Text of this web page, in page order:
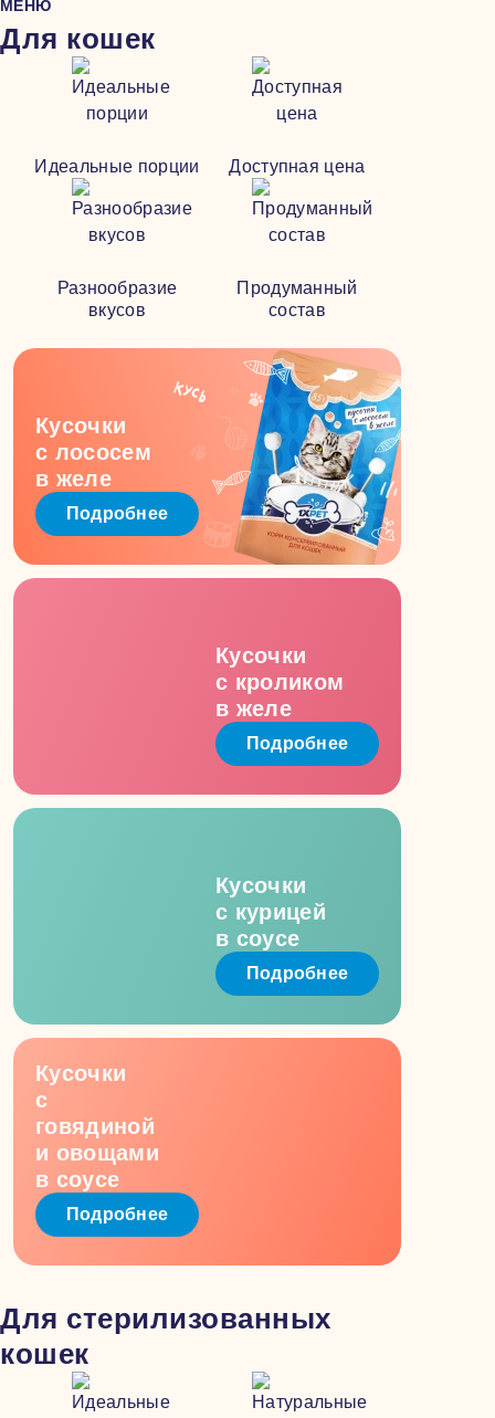
МЕНЮ
Для кошек
Идеальные порции Доступная цена
Разнообразие
вкусов
Продуманный
состав
Кусочки
с лососем
в желе
Подробнее
Кусочки
с кроликом
в желе
Подробнее
Кусочки
с курицей
в соусе
Подробнее
Кусочки
с
говядиной
и овощами
в соусе
Подробнее
Для стерилизованных
кошек